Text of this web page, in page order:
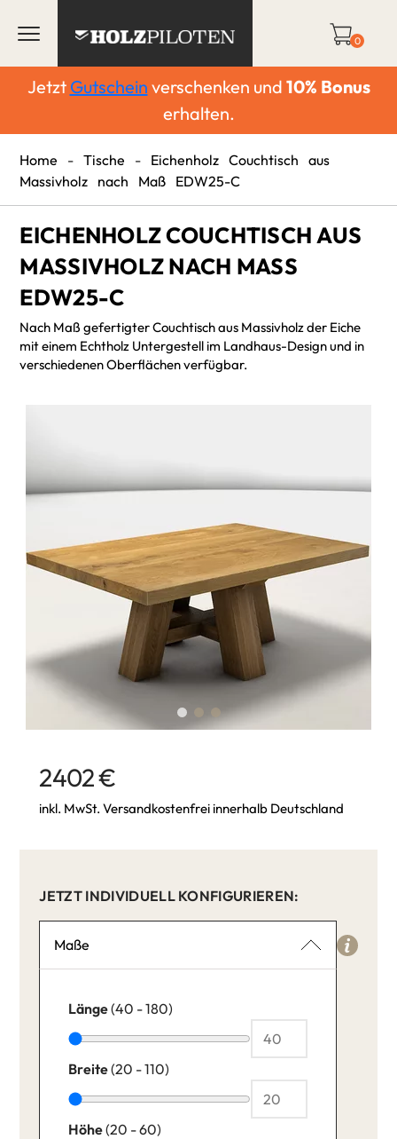
0
Jetzt Gutschein verschenken und 10% Bonus
erhalten.
Home - Tische - Eichenholz Couchtisch aus
Massivholz nach Maß EDW25-C
EICHENHOLZ COUCHTISCH AUS
MASSIVHOLZ NACH MASS E
DW25-C
Nach Maß gefertigter Couchtisch aus Massivholz der Eiche
mit einem Echtholz Untergestell im Landhaus-Design und in
verschiedenen Oberflächen verfügbar.
2402 €
inkl. MwSt. Versandkostenfrei innerhalb Deutschland
JETZT INDIVIDUELL KONFIGURIEREN:
Maße
Länge(40 - 180)
Breite(20 - 110)
Höhe(20 - 60)